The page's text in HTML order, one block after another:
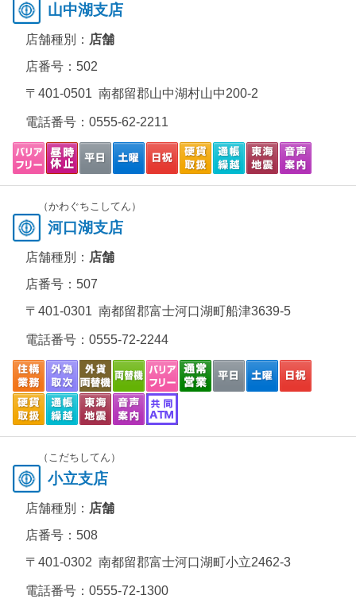
山中湖支店
店舗種別： 店舗
店番号：502
〒401-0501 南都留郡山中湖村山中200-2
電話番号： 0555-62-2211
（かわぐちこしてん）
河口湖支店
店舗種別： 店舗
店番号：507
〒401-0301 南都留郡富士河口湖町船津3639-5
電話番号： 0555-72-2244
（こだちしてん）
小立支店
店舗種別： 店舗
店番号：508
〒401-0302 南都留郡富士河口湖町小立2462-3
電話番号： 0555-72-1300